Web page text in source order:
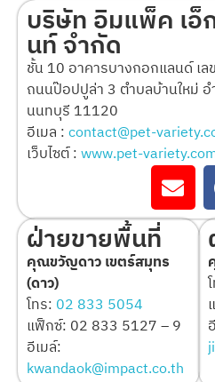
บริษัท อิมแพ็ค เอ็
นท์ จำกัด
ชั้น 10 อาคารบางกอกแลนด์ เ
ถนนป๊อปปูล่า 3 ตำบลบ้านใหม่ อ
นนทบุรี 11120
อีเมล :contact@pet-
เว็บไซต์ :www.pet-
ฝ่ายขายพื้นที่
คุณขวัญดาว เขตร์สมุทร
(ดาว)
โทร: 02 833 5054
แฟ็กซ์: 02 833 5127 – 9
อีเมล์:
kwandaok@impact.co.th